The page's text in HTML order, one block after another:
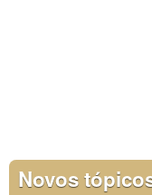
Novos